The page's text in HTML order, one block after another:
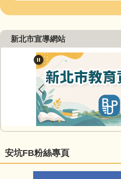
新北市宣導網站
安坑FB粉絲專頁